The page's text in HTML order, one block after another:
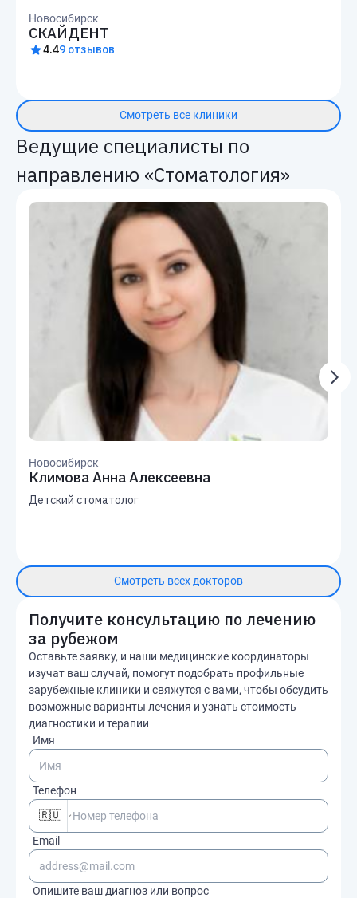
Новосибирск
СКАЙДЕНТ
4.49 отзывов
Смотреть все клиники
Ведущие специалисты по
направлению «Стоматология»
Новосибирск
Климова Анна Алексеевна
Детский стоматолог
Смотреть всех докторов
Получите консультацию по лечению
за рубежом
Оставьте заявку, и наши медицинские координаторы
изучат ваш случай, помогут подобрать профильные
зарубежные клиники и свяжутся с вами, чтобы обсудить
возможные варианты лечения и узнать стоимость
диагностики и терапии
Имя
Телефон
🇷🇺
Email
Опишите ваш диагноз или вопрос